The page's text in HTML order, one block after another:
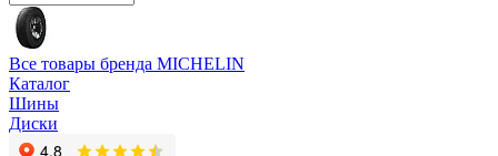
Все товары бренда MICHELIN
Каталог
Шины
Диски